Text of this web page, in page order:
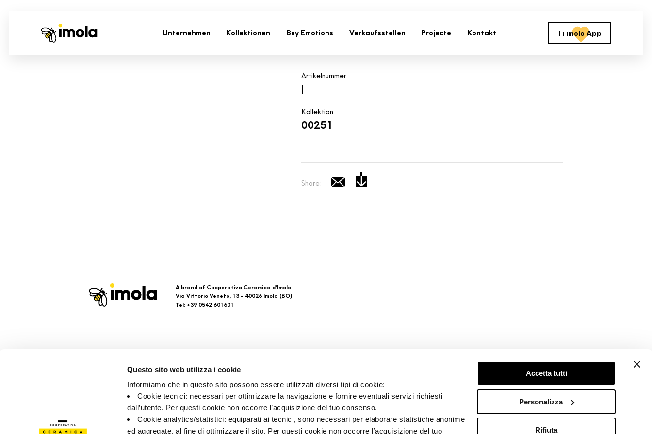
Questo sito web utilizza i cookie
Informiamo che in questo sito possono essere utilizzati diversi tipi di cookie:
Cookie tecnici: necessari per ottimizzare la navigazione e fornire eventuali servizi richiesti
dall’utente. Per questi cookie non occorre l’acquisizione del tuo consenso.
Cookie analytics/statistici: equiparati ai tecnici, sono necessari per elaborare statistiche anonime
ed aggregate, al fine di ottimizzare il sito. Per questi cookie non occorre l’acquisizione del tuo
Accetta tutti
Personalizza
Rifiuta
Unternehmen Kollektionen Buy Emotions Verkaufsstellen Projecte Kontakt Ti imolo App
Artikelnummer
|
Kollektion
00251
Share:
A brand of Cooperativa Ceramica d’Imola
Via Vittorio Veneto, 13 - 40026 Imola (BO)
Tel: +39 0542 601601
Kontakt
Verkaufsstellen
Ti imolo App
Follow us